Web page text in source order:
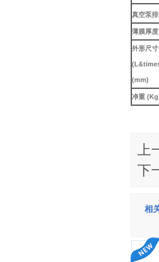
真空泵
薄膜厚
外形尺寸
(mm)
净重
上
下
相